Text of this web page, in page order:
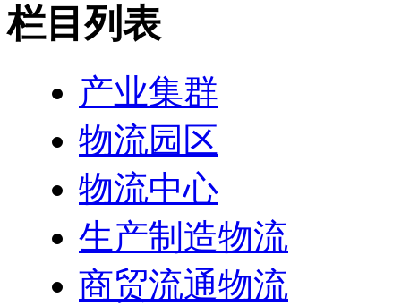
栏目列表
产业集群
物流园区
物流中心
生产制造物流
商贸流通物流